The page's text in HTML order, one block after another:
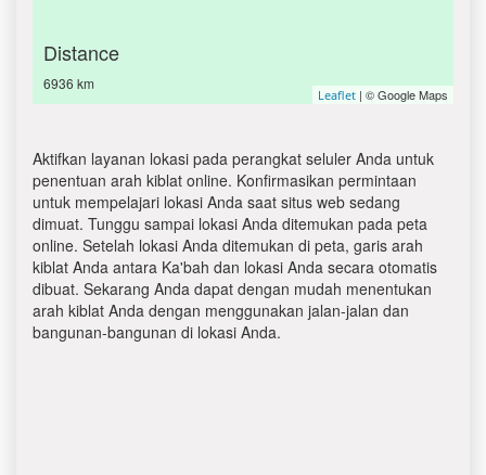
Distance
6936 km
Leaflet | © Google Maps
Aktifkan layanan lokasi pada perangkat seluler Anda untuk
penentuan arah kiblat online. Konfirmasikan permintaan
untuk mempelajari lokasi Anda saat situs web sedang
dimuat. Tunggu sampai lokasi Anda ditemukan pada peta
online. Setelah lokasi Anda ditemukan di peta, garis arah
kiblat Anda antara Ka'bah dan lokasi Anda secara otomatis
dibuat. Sekarang Anda dapat dengan mudah menentukan
arah kiblat Anda dengan menggunakan jalan-jalan dan
bangunan-bangunan di lokasi Anda.